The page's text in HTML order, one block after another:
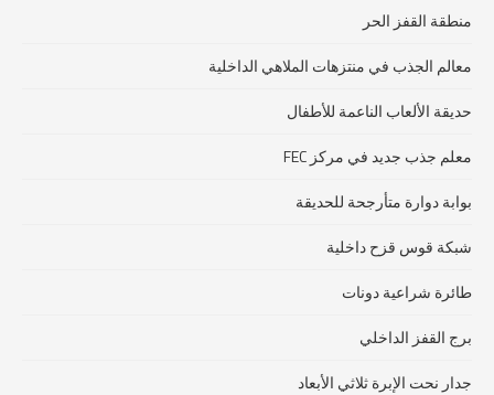
منطقة القفز الحر
معالم الجذب في منتزهات الملاهي الداخلية
حديقة الألعاب الناعمة للأطفال
معلم جذب جديد في مركز FEC
بوابة دوارة متأرجحة للحديقة
شبكة قوس قزح داخلية
طائرة شراعية دونات
برج القفز الداخلي
جدار نحت الإبرة ثلاثي الأبعاد